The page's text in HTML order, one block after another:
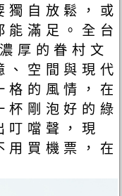
獨自放鬆，或
能滿足。全台
厚的眷村文
、空間與現代
格的風情，在
杯剛泡好的綠
叮噹聲，現
用買機票，在